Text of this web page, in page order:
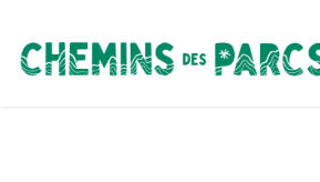
Chemins des Parcs